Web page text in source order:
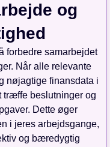
og
forbedre samarbejdet
Når alle relevante
nøjagtige finansdata i
træffe beslutninger og
Dette øger
i jeres arbejdsgange,
og bæredygtig